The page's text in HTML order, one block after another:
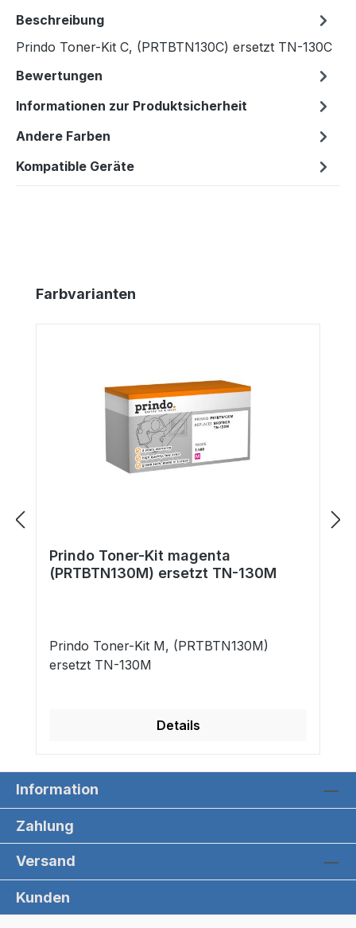
Beschreibung
Prindo Toner-Kit C, (PRTBTN130C) ersetzt TN-130C
Bewertungen
Informationen zur Produktsicherheit
Andere Farben
Kompatible Geräte
Produktgalerie überspringen
Farbvarianten
Prindo Toner-Kit magenta
(PRTBTN130M) ersetzt TN-130M
Prindo Toner-Kit M, (PRTBTN130M)
ersetzt TN-130M
Details
Information
Zahlung
Versand
Kunden